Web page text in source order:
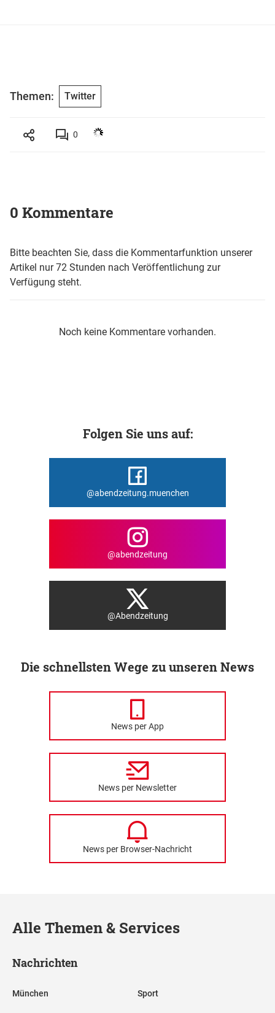
Themen: Twitter
0
0 Kommentare
Bitte beachten Sie, dass die Kommentarfunktion unserer
Artikel nur 72 Stunden nach Veröffentlichung zur
Verfügung steht.
Noch keine Kommentare vorhanden.
Folgen Sie uns auf:
@abendzeitung.muenchen
@abendzeitung
@Abendzeitung
Die schnellsten Wege zu unseren News
News per App
News per Newsletter
News per Browser-Nachricht
Alle Themen & Services
Nachrichten
München Sport